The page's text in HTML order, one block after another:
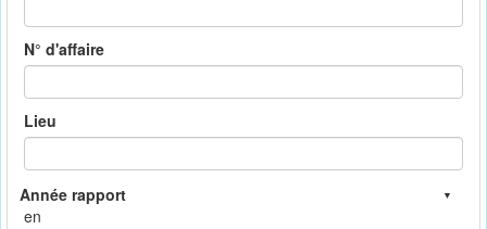
N° d'affaire
Lieu
en